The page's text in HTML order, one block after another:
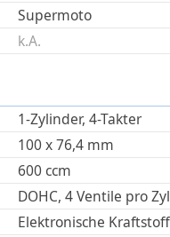
Supermoto
k.A.
1-Zylinder, 4-Takter
100x76,4 mm
600 ccm
DOHC, 4 Ventile pro
Elektronische